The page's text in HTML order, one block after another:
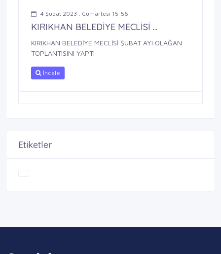
4 Şubat 2023 , Cumartesi 15:56
KIRIKHAN BELEDİYE MECLİSİ ...
KIRIKHAN BELEDİYE MECLİSİ ŞUBAT AYI OLAĞAN
TOPLANTISINI YAPTI
İncele
Etiketler